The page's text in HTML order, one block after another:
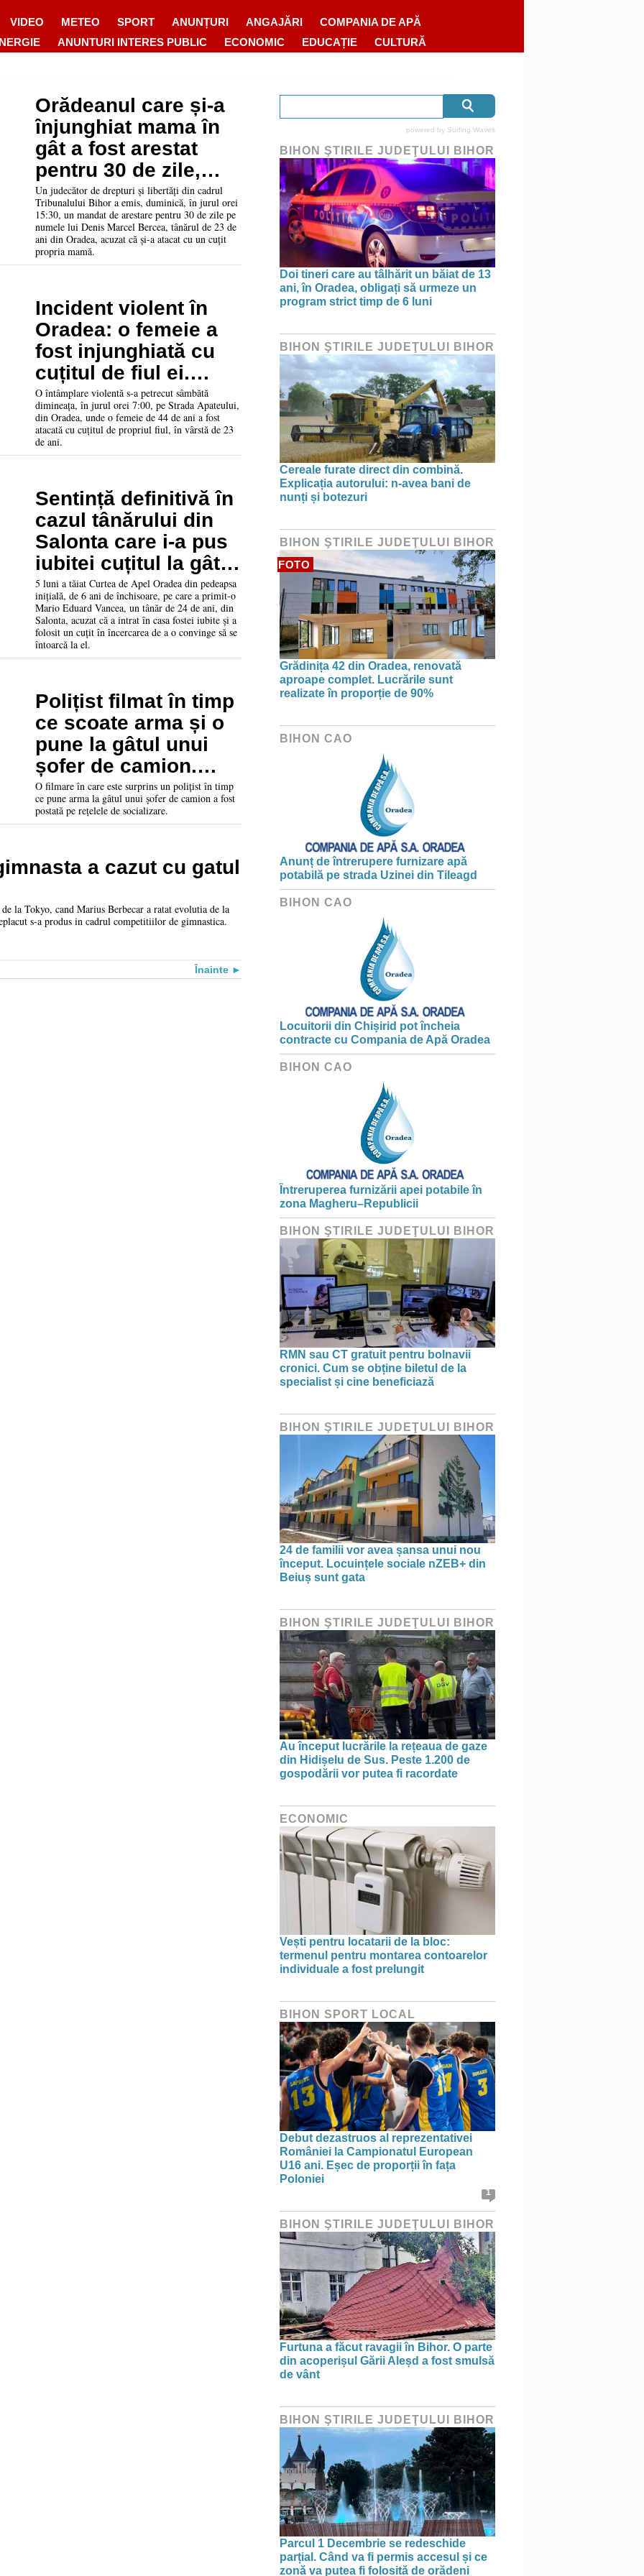
VIDEO METEO SPORT ANUNȚURI ANGAJĂRI
COMPANIA DE APĂ
ANUNTURI INTERES PUBLIC ECONOMIC EDUCAȚIE CULTURĂ
Orădeanul care și-a
înjunghiat mama în
gât a fost arestat
pentru 30 de zile,
sub acuzația de
tentativă de omor
Un judecător de drepturi și libertăți din cadrul
Tribunalului Bihor a emis, duminică, în jurul orei
15:30, un mandat de arestare pentru 30 de zile pe
numele lui Denis Marcel Bercea, tânărul de 23 de
ani din Oradea, acuzat că și-a atacat cu un cuțit
propria mamă.
Incident violent în
Oradea: o femeie a
fost injunghiată cu
cuțitul de fiul ei.
Tânărul este în
custodia Poliției
O întâmplare violentă s-a petrecut sâmbătă
dimineața, în jurul orei 7:00, pe Strada Apateului,
din Oradea, unde o femeie de 44 de ani a fost
atacată cu cuțitul de propriul fiul, în vârstă de 23
de ani.
Sentință definitivă în
cazul tânărului din
Salonta care i-a pus
iubitei cuțitul la gât
și l-a înjunghiat pe
tatăl fetei
5 luni a tăiat Curtea de Apel Oradea din pedeapsa
inițială, de 6 ani de închisoare, pe care a primit-o
Mario Eduard Vancea, un tânăr de 24 de ani, din
Salonta, acuzat că a intrat în casa fostei iubite și a
folosit un cuțit în încercarea de a o convinge să se
întoarcă la el.
Polițist filmat în timp
ce scoate arma și o
pune la gâtul unui
șofer de camion.
Precizările IPJ Arad
O filmare în care este surprins un polițist în timp
ce pune arma la gâtul unui șofer de camion a fost
postată pe rețelele de socializare.
a cazut cu gatul
la Tokyo, cand Marius Berbecar a ratat evolutia de la
s-a produs in cadrul competitiilor de gimnastica.
Înainte
powered by Surfing Waves
BIHON ŞTIRILE JUDEŢULUI BIHOR
Doi tineri care au tâlhărit un băiat de 13
ani, în Oradea, obligați să urmeze un
program strict timp de 6 luni
BIHON ŞTIRILE JUDEŢULUI BIHOR
Cereale furate direct din combină.
Explicația autorului: n-avea bani de
nunți și botezuri
BIHON ŞTIRILE JUDEŢULUI BIHOR
FOTO
Grădinița 42 din Oradea, renovată
aproape complet. Lucrările sunt
realizate în proporție de 90%
BIHON CAO
Anunț de întrerupere furnizare apă
potabilă pe strada Uzinei din Tileagd
BIHON CAO
Locuitorii din Chișirid pot încheia
contracte cu Compania de Apă Oradea
BIHON CAO
Întreruperea furnizării apei potabile în
zona Magheru–Republicii
BIHON ŞTIRILE JUDEŢULUI BIHOR
RMN sau CT gratuit pentru bolnavii
cronici. Cum se obține biletul de la
specialist și cine beneficiază
BIHON ŞTIRILE JUDEŢULUI BIHOR
24 de familii vor avea șansa unui nou
început. Locuințele sociale nZEB+ din
Beiuș sunt gata
BIHON ŞTIRILE JUDEŢULUI BIHOR
Au început lucrările la rețeaua de gaze
din Hidișelu de Sus. Peste 1.200 de
gospodării vor putea fi racordate
ECONOMIC
Vești pentru locatarii de la bloc:
termenul pentru montarea contoarelor
individuale a fost prelungit
BIHON SPORT LOCAL
Debut dezastruos al reprezentativei
României la Campionatul European
U16 ani. Eșec de proporții în fața
Poloniei
1
BIHON ŞTIRILE JUDEŢULUI BIHOR
Furtuna a făcut ravagii în Bihor. O parte
din acoperișul Gării Aleșd a fost smulsă
de vânt
BIHON ŞTIRILE JUDEŢULUI BIHOR
Parcul 1 Decembrie se redeschide
parțial. Când va fi permis accesul și ce
zonă va putea fi folosită de orădeni